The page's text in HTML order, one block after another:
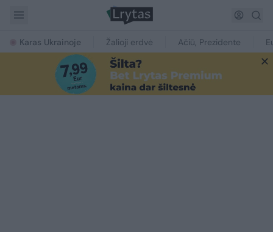
Karas Ukrainoje Žalioji erdvė Ačiū, Prezidente